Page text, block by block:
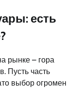
есть
рынке – гора
Пусть часть
выбор огромен